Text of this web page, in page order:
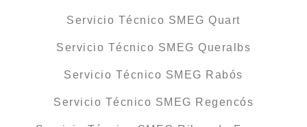
Servicio Técnico SMEG Quart
Servicio Técnico SMEG Queralbs
Servicio Técnico SMEG Rabós
Servicio Técnico SMEG Regencós